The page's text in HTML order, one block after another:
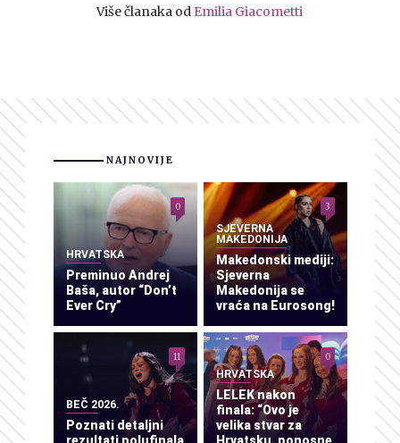
Više članaka od Emilia Giacometti
NAJNOVIJE
HRVATSKA
Preminuo Andrej
Baša, autor “Don’t
Ever Cry”
0
SJEVERNA
MAKEDONIJA
Makedonski mediji:
Sjeverna
Makedonija se
vraća na Eurosong!
3
BEČ 2026.
Poznati detaljni
rezultati polufinala
11
HRVATSKA
LELEK nakon
finala: “Ovo je
velika stvar za
Hrvatsku, ponosne
0